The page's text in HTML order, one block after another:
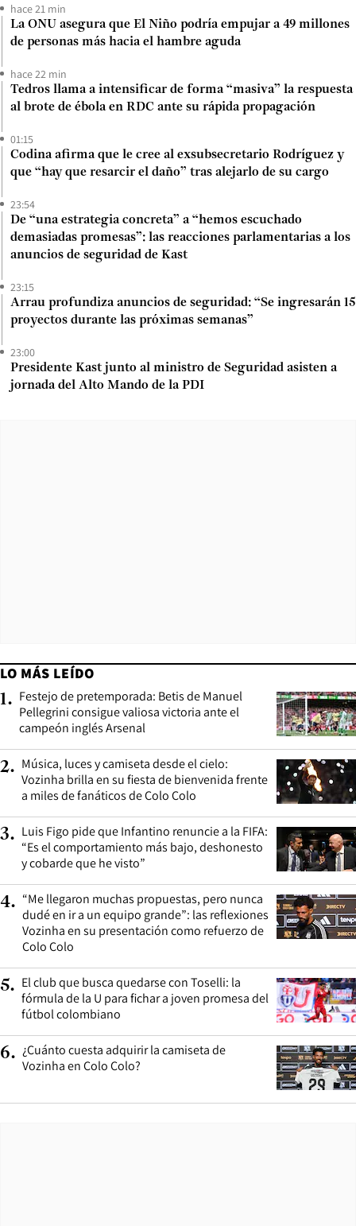
hace 21 min
La ONU asegura que El Niño podría empujar a 49 millones
de personas más hacia el hambre aguda
hace 22 min
Tedros llama a intensificar de forma “masiva” la respuesta
al brote de ébola en RDC ante su rápida propagación
01:15
Codina afirma que le cree al exsubsecretario Rodríguez y
que “hay que resarcir el daño” tras alejarlo de su cargo
23:54
De “una estrategia concreta” a “hemos escuchado
demasiadas promesas”: las reacciones parlamentarias a los
anuncios de seguridad de Kast
23:15
Arrau profundiza anuncios de seguridad: “Se ingresarán 15
proyectos durante las próximas semanas”
23:00
Presidente Kast junto al ministro de Seguridad asisten a
jornada del Alto Mando de la PDI
LO MÁS LEÍDO
1. Festejo de pretemporada: Betis de Manuel
Pellegrini consigue valiosa victoria ante el
campeón inglés Arsenal
2. Música, luces y camiseta desde el cielo:
Vozinha brilla en su fiesta de bienvenida frente
a miles de fanáticos de Colo Colo
3. Luis Figo pide que Infantino renuncie a la FIFA:
“Es el comportamiento más bajo, deshonesto
y cobarde que he visto”
4. “Me llegaron muchas propuestas, pero nunca
dudé en ir a un equipo grande”: las reflexiones
Vozinha en su presentación como refuerzo de
Colo Colo
5. El club que busca quedarse con Toselli: la
fórmula de la U para fichar a joven promesa del
fútbol colombiano
6. ¿Cuánto cuesta adquirir la camiseta de
Vozinha en Colo Colo?